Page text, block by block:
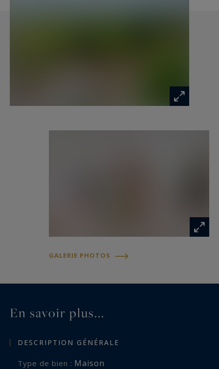
Les dépendances constituent un véritable atout
de cette propriété. Deux grands ateliers à belle
commerciale indépendante, immatriculée au
bien est exposé sont disponibles sur :
GALERIE PHOTOS
En savoir plus...
DESCRIPTION GÉNÉRALE
Type de bien : Maison